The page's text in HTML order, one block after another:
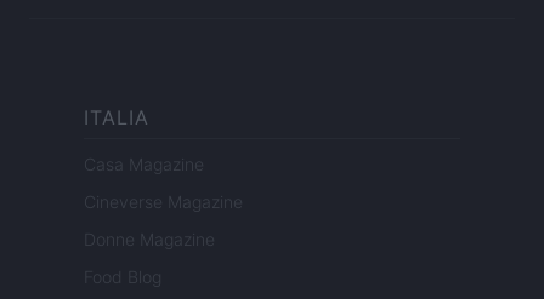
ITALIA
Casa Magazine
Cineverse Magazine
Donne Magazine
Food Blog